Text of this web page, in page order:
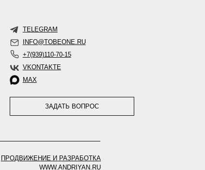
TELEGRAM
INFO@TOBEONE.RU
+7(939)110-70-15
VKONTAKTE
MAX
ЗАДАТЬ ВОПРОС
ПРОДВИЖЕНИЕ И РАЗРАБОТКА
WWW.ANDRIYAN.RU